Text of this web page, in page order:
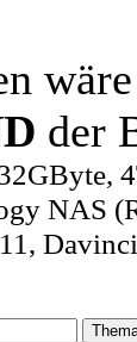
der
NAS